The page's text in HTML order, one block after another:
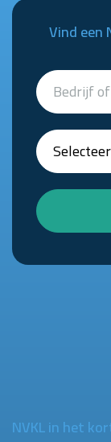
Vind een
NVKL in het